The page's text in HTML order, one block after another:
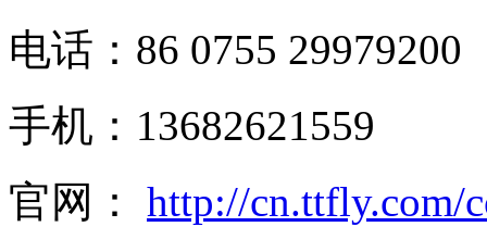
电话：86 0755 29979200
手机：13682621559
官网： http://cn.ttfly.com/